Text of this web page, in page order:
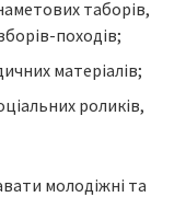
таборів,
походів;
матеріалів;
роликів,
молодіжні та